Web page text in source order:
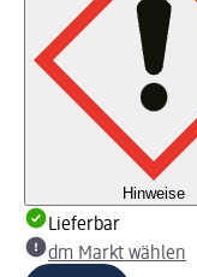
Hinweise
Lieferbar
dm Markt wählen